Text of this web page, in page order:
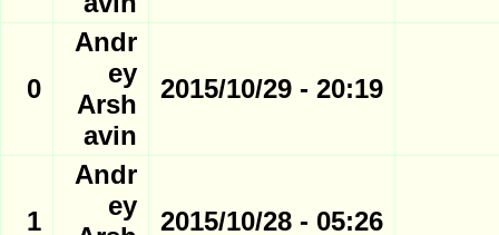
20:19 - 2015/10/29
Andr
ey
Arsh
avin
0
05:26 - 2015/10/28
Andr
ey
1